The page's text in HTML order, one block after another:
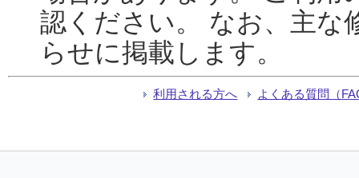
認ください。 なお、主な
らせに掲載します。
利用される方へ よくある質問（